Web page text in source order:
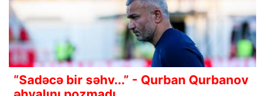
“Sadəcə bir səhv...” - Qurban Qurbanov